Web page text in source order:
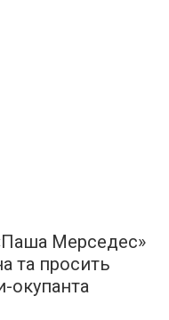
Мерседес»
та просить
окупанта